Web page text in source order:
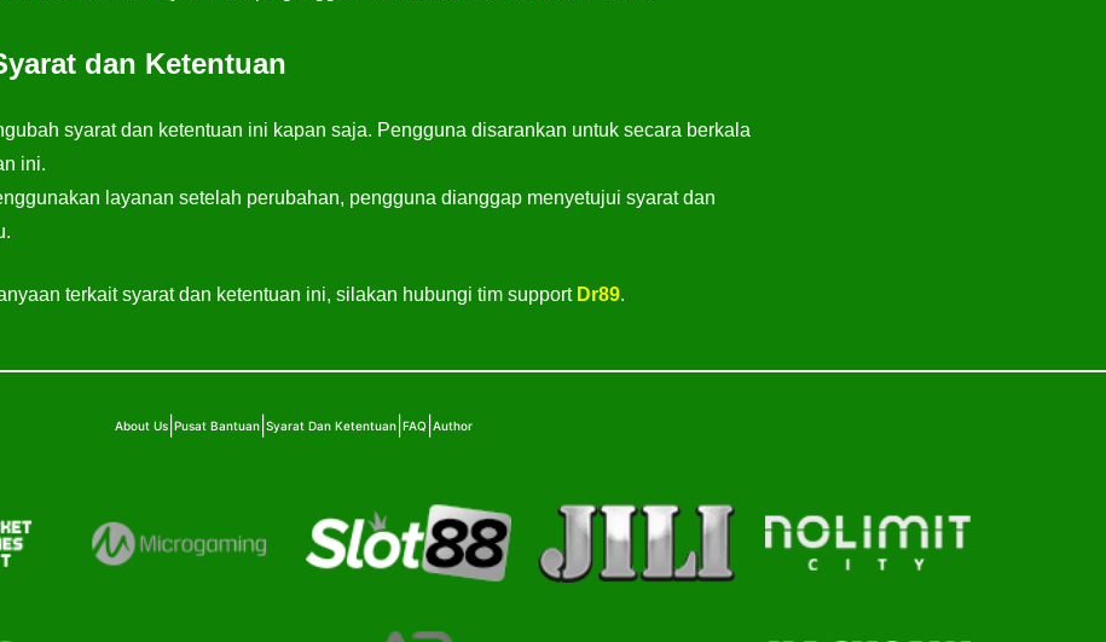
dan Ketentuan
syarat dan ketentuan ini kapan saja. Pengguna disarankan untuk secara berkala
ini.
layanan setelah perubahan, pengguna dianggap menyetujui syarat dan
terkait syarat dan ketentuan ini, silakan hubungi tim support Dr89.
About Us Pusat Bantuan Syarat Dan Ketentuan FAQ Author